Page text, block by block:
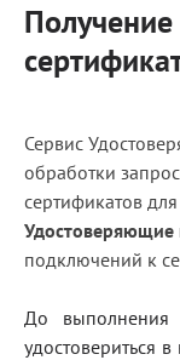
Получение
Сервис
обработки
сертификатов
Удостоверяющие
подключений к
До выполнения
удостовериться